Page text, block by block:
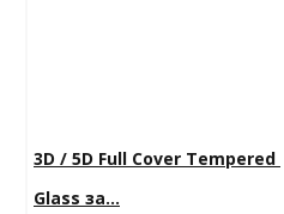
3D / 5D Full Cover Tempered
Glass за...